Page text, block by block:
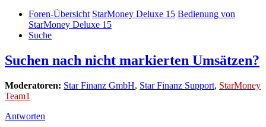
Foren-Übersicht StarMoney Deluxe 15 Bedienung von
StarMoney Deluxe 15
Suche
Suchen nach nicht markierten Umsätzen?
Moderatoren: Star Finanz GmbH, Star Finanz Support, StarMoney
Team1
Antworten